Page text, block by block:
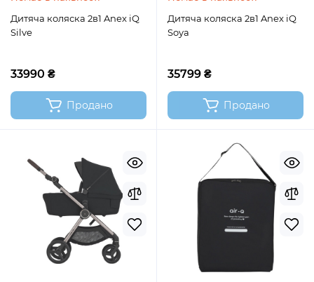
Дитяча коляска 2в1 Anex iQ
Silve
33990 ₴
Продано
Дитяча коляска 2в1 Anex iQ
Soya
35799 ₴
Продано